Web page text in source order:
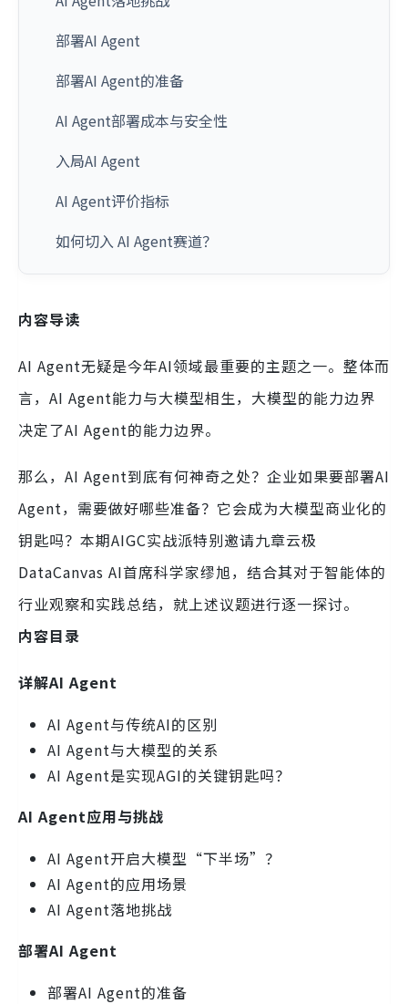
部署AI Agent
部署AI Agent的准备
AI Agent部署成本与安全性
入局AI Agent
AI Agent评价指标
如何切入 AI Agent赛道？
内容导读
AI Agent无疑是今年AI领域最重要的主题之一。整体而
言，AI Agent能力与大模型相生，大模型的能力边界
决定了AI Agent的能力边界。
那么，AI Agent到底有何神奇之处？企业如果要部署AI
Agent，需要做好哪些准备？它会成为大模型商业化的
钥匙吗？本期AIGC实战派特别邀请九章云极
DataCanvas AI首席科学家缪旭，结合其对于智能体的
行业观察和实践总结，就上述议题进行逐一探讨。
内容目录
详解AI Agent
AI Agent与传统AI的区别
AI Agent与大模型的关系
AI Agent是实现AGI的关键钥匙吗？
AI Agent应用与挑战
AI Agent开启大模型“下半场”？
AI Agent的应用场景
AI Agent落地挑战
部署AI Agent
部署AI Agent的准备